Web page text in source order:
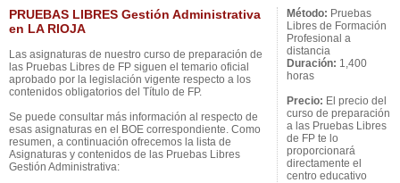
PRUEBAS LIBRES Gestión Administrativa
en LA RIOJA
Las asignaturas de nuestro curso de preparación de
las Pruebas Libres de FP siguen el temario oficial
aprobado por la legislación vigente respecto a los
contenidos obligatorios del Título de FP.
Se puede consultar más información al respecto de
esas asignaturas en el BOE correspondiente. Como
resumen, a continuación ofrecemos la lista de
Asignaturas y contenidos de las Pruebas Libres
Gestión Administrativa:
Método: Pruebas
Libres de Formación
Profesional a
distancia
Duración: 1,400
horas
Precio: El precio del
curso de preparación
a las Pruebas Libres
de FP te lo
proporcionará
directamente el
centro educativo